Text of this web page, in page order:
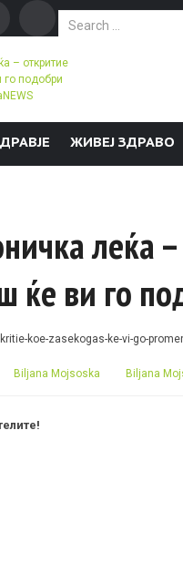
Search for:
ЖИВЕЈ ЗДРАВО
леќа
ќе ви го
Biljana Mojsoska Biljana